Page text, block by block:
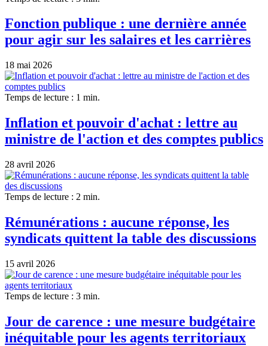
Fonction publique : une dernière année
pour agir sur les salaires et les carrières
18 mai 2026
Temps de lecture : 1 min.
Inflation et pouvoir d'achat : lettre au
ministre de l'action et des comptes publics
28 avril 2026
Temps de lecture : 2 min.
Rémunérations : aucune réponse, les
syndicats quittent la table des discussions
15 avril 2026
Temps de lecture : 3 min.
Jour de carence : une mesure budgétaire
inéquitable pour les agents territoriaux